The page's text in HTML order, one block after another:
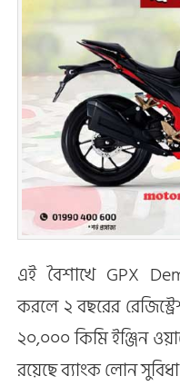
এই বৈশাখে GPX
করলে ২ বছরের
২০,০০০ কিমি ইঞ্জিন
রয়েছে ব্যাংক লোন